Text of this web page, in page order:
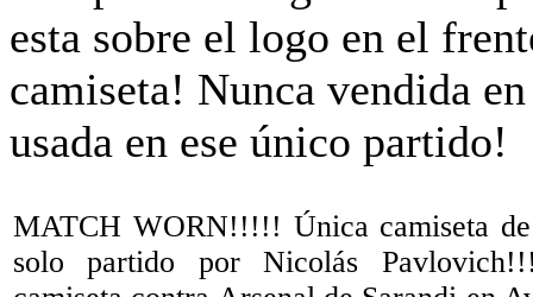
MATCH WORN!!!!! Única camiseta
solo partido por Nicolás